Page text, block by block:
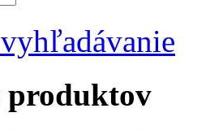
produktov